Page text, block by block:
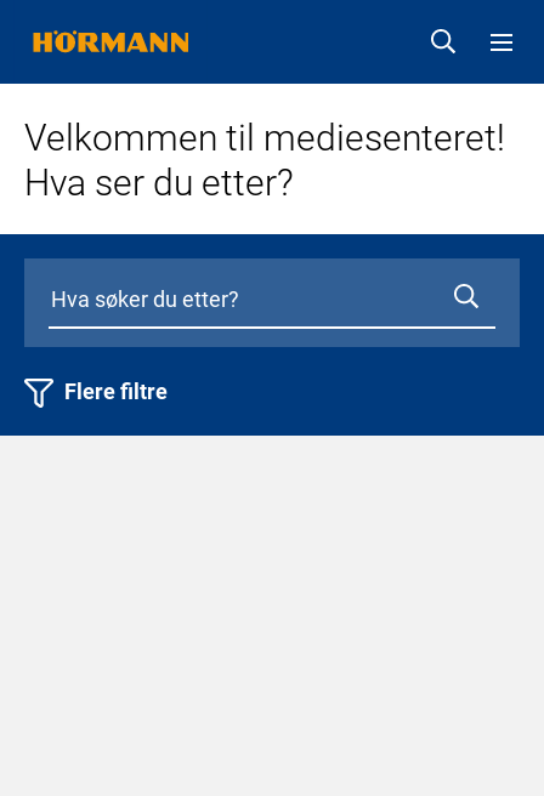
Velkommen til mediesenteret!
Hva ser du etter?
Flere filtre